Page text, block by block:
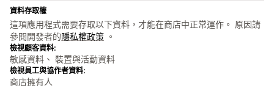
資料存取權
這項應用程式需要存取以下資料，才能在商店中正常運作。 原因請
參閱開發者的隱私權政策 。
檢視顧客資料:
敏感資料、 裝置與活動資料
檢視員工與協作者資料:
商店擁有人